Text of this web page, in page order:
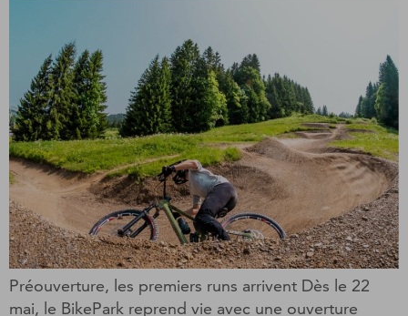
Préouverture, les premiers runs arrivent Dès le 22
mai, le BikePark reprend vie avec une ouverture